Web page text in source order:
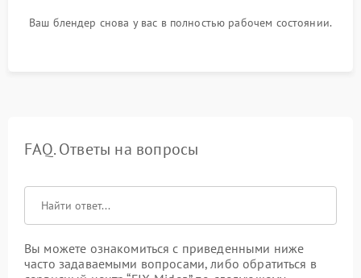
Ваш блендер снова у вас в полностью рабочем состоянии.
FAQ. Ответы на вопросы
Вы можете ознакомиться с приведенными ниже
часто задаваемыми вопросами, либо обратиться в